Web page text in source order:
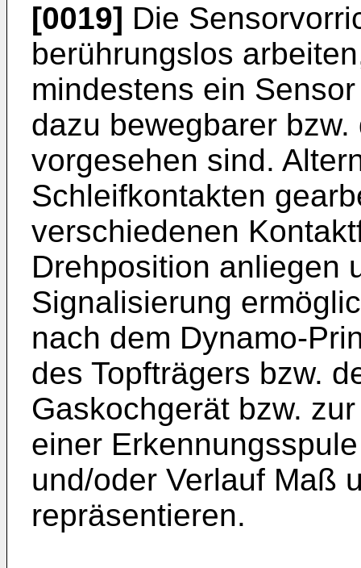
[0019] Die
berührungslos
mindestens ein
dazu bewegbarer
vorgesehen sind.
Schleifkontakten
verschiedenen
Drehposition anliegen
Signalisierung
nach dem Dynamo-
des Topfträgers bzw.
Gaskochgerät bzw.
einer
und/oder Verlauf Maß
repräsentieren.